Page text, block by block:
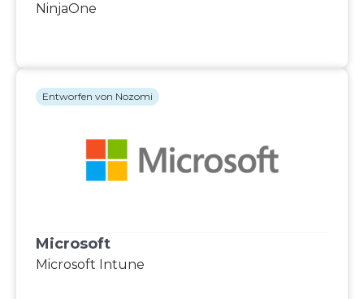
NinjaOne
Microsoft
Microsoft Intune
Entworfen von Nozomi